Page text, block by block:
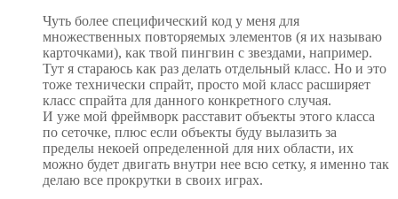
Чуть более специфический код у меня для
множественных повторяемых элементов (я их называю
карточками), как твой пингвин с звездами, например.
Тут я стараюсь как раз делать отдельный класс. Но и это
тоже технически спрайт, просто мой класс расширяет
класс спрайта для данного конкретного случая.
И уже мой фреймворк расставит объекты этого класса
по сеточке, плюс если объекты буду вылазить за
пределы некоей определенной для них области, их
можно будет двигать внутри нее всю сетку, я именно так
делаю все прокрутки в своих играх.